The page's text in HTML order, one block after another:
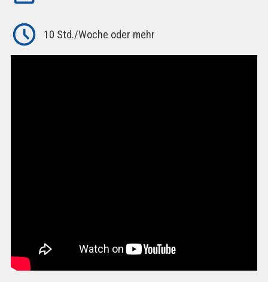
10 Std./Woche oder mehr